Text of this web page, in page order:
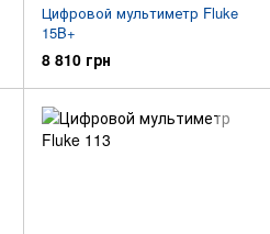
Цифровой мультиметр Fluke
15B+
8 810 грн